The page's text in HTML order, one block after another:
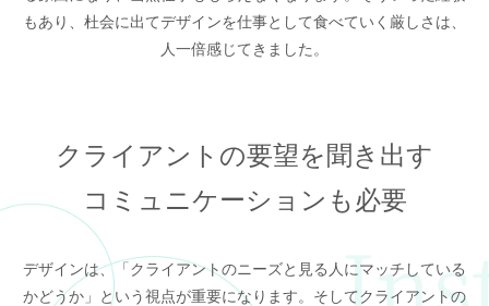
もあり、杜会に出てデザインを仕事として食べていく厳しさは、
人一倍感じてきました。
クライアントの要望を聞き出す
コミュニケーションも必要
デザインは、「クライアントのニーズと見る人にマッチしている
かどうか」という視点が重要になります。そしてクライアントの